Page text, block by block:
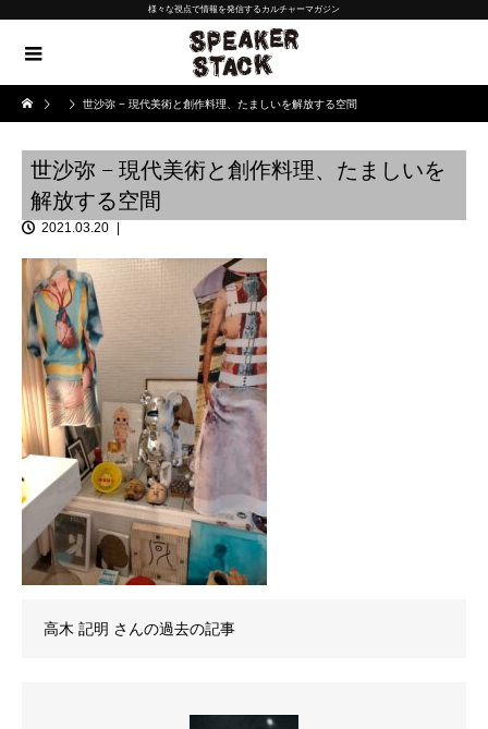
様々な視点で情報を発信するカルチャーマガジン
世沙弥 − 現代美術と創作料理、たましいを解放する空間
世沙弥 − 現代美術と創作料理、たましいを
解放する空間
2021.03.20
高木 記明 さんの過去の記事